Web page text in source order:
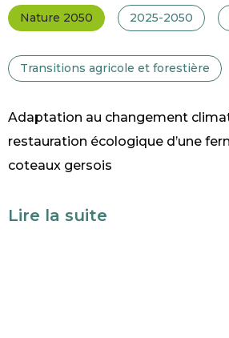
Nature 2050 2025-2050
Transitions agricole et forestière
Adaptation au changement
restauration écologique d’une
coteaux gersois
Lire la suite